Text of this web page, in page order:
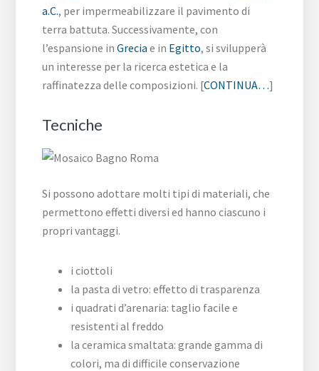
a.C., per impermeabilizzare il pavimento di
terra battuta. Successivamente, con
l’espansione inGrecia e in Egitto, si svilupperà
un interesse per la ricerca estetica e la
raffinatezza delle composizioni. [CONTINUA…]
Tecniche
Si possono adottare molti tipi di materiali, che
permettono effetti diversi ed hanno ciascuno i
propri vantaggi.
i ciottoli
la pasta di vetro: effetto di trasparenza
i quadrati d’arenaria: taglio facile e
resistenti al freddo
la ceramica smaltata: grande gamma di
colori, ma di difficile conservazione